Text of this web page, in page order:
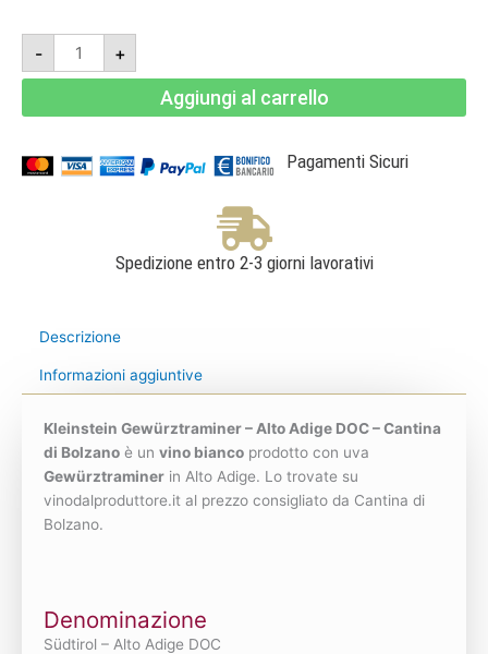
-
Kleinstein
Gewürztraminer
Magnum
1,5l
DOC
Cantina
+
Aggiungi al carrello
Pagamenti Sicuri
Spedizione entro 2-3 giorni lavorativi
Descrizione
Informazioni aggiuntive
Kleinstein Gewürztraminer – Alto Adige DOC – Cantina
di Bolzano è un vino bianco prodotto con uva
Gewürztraminer in Alto Adige. Lo trovate su
vinodalproduttore.it al prezzo consigliato da Cantina di
Bolzano.
Denominazione
Südtirol – Alto Adige DOC